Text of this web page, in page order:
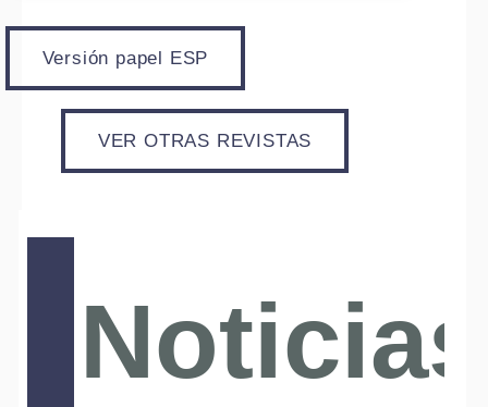
Versión papel ESP
VER OTRAS REVISTAS
Noticias